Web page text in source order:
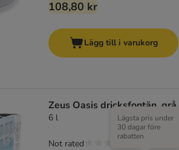
108,80 kr
Lägg till i varukorg
Zeus Oasis dricksfontän, grå
6 l
Lägsta pris under
30 dagar före
rabatten
Not rated